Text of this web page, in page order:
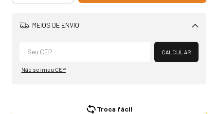
MEIOS DE ENVIO
Alterar CEP
CALCULAR
Não sei meu CEP
Troca fácil